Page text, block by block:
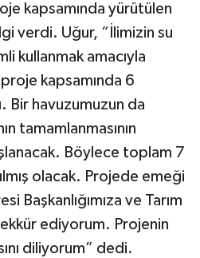
kapsamında yürütülen
verdi. Uğur, “İlimizin su
kullanmak amacıyla
kapsamında 6
Bir havuzumuzun da
tamamlanmasının
Böylece toplam 7
olacak. Projede emeği
Başkanlığımıza ve Tarım
ediyorum. Projenin
diliyorum” dedi.